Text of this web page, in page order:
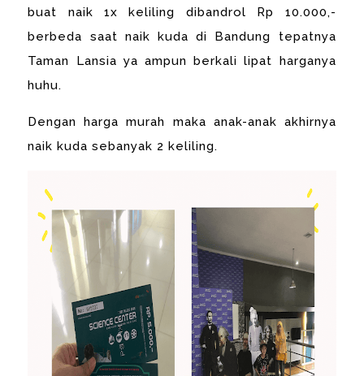
buat naik 1x keliling dibandrol Rp 10.000,-
berbeda saat naik kuda di Bandung tepatnya
Taman Lansia ya ampun berkali lipat harganya
huhu.
Dengan harga murah maka anak-anak akhirnya
naik kuda sebanyak 2 keliling.